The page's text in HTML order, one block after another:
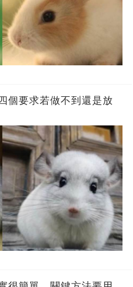
個要求若做不到還是放